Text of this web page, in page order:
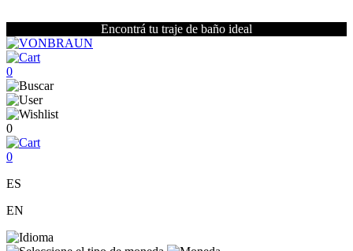
Encontrá tu traje de baño ideal
0
0
0
ES
EN